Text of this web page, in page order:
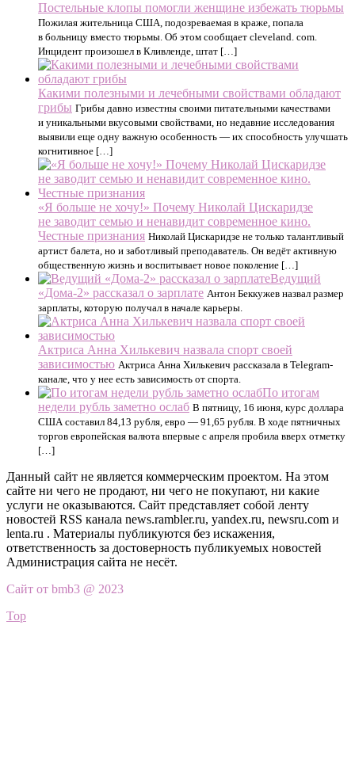
Постельные клопы помогли женщине избежать тюрьмы
Пожилая жительница США, подозреваемая в краже, попала
в больницу вместо тюрьмы. Об этом сообщает cleveland. com.
Инцидент произошел в Кливленде, штат […]
Какими полезными и лечебными свойствами обладают
грибы Грибы давно известны своими питательными качествами
и уникальными вкусовыми свойствами, но недавние исследования
выявили еще одну важную особенность — их способность улучшать
когнитивное […]
«Я больше не хочу!» Почему Николай Цискаридзе
не заводит семью и ненавидит современное кино.
Честные признания Николай Цискаридзе не только талантливый
артист балета, но и заботливый преподаватель. Он ведёт активную
общественную жизнь и воспитывает новое поколение […]
Ведущий
«Дома-2» рассказал о зарплате Антон Беккужев назвал размер
зарплаты, которую получал в начале карьеры.
Актриса Анна Хилькевич назвала спорт своей
зависимостью Актриса Анна Хилькевич рассказала в Telegram-
канале, что у нее есть зависимость от спорта.
По итогам
недели рубль заметно ослаб В пятницу, 16 июня, курс доллара
США составил 84,13 рубля, евро — 91,65 рубля. В ходе пятничных
торгов европейская валюта впервые с апреля пробила вверх отметку
[…]
Данный сайт не является коммерческим проектом. На этом
сайте ни чего не продают, ни чего не покупают, ни какие
услуги не оказываются. Сайт представляет собой ленту
новостей RSS канала news.rambler.ru, yandex.ru, newsru.com и
lenta.ru . Материалы публикуются без искажения,
ответственность за достоверность публикуемых новостей
Администрация сайта не несёт.
Сайт от bmb3 @ 2023
Top